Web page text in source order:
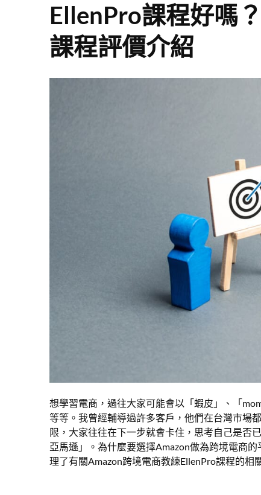
EllenPro課程好嗎
課程評價介紹
想學習電商，過往大家可能會以「蝦皮」、「
等等。我曾經輔導過許多客戶，他們在台灣市場
限，大家往往在下一步就會卡住，思考自己是否
亞馬遜」。為什麼要選擇Amazon做為跨境電商
理了有關Amazon跨境電商教練EllenPro課程的相